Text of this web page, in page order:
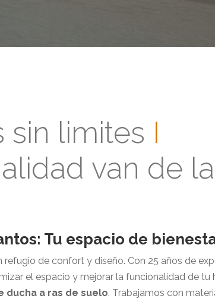
sin limites I
van de
Tu espacio de
de confort y diseño. Con 25 años de
el espacio y mejorar la funcionalidad de tu
ducha a ras de suelo. Trabajamos con